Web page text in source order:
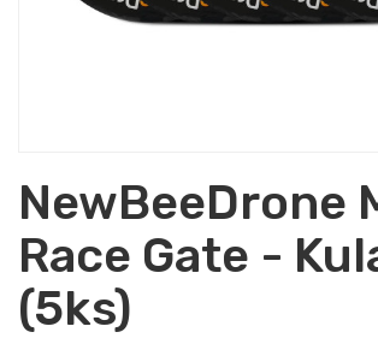
NewBeeDrone
Race Gate -
(5ks)